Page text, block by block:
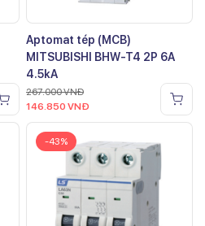
Aptomat tép (MCB)
MITSUBISHI BHW-T4 2P 6A
4.5kA
267.000VNĐ
146.850 VNĐ
-43%